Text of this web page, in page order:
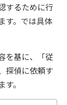
するために行
す。では具体
を基に、「従
探偵に依頼す
。